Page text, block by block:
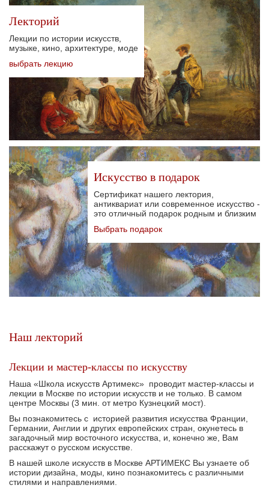
Лекторий
Лекции по истории искусств,
музыке, кино, архитектуре, моде
выбрать лекцию
Искусство в подарок
Сертификат нашего лектория,
антиквариат или современное искусство -
это отличный подарок родным и близким
Выбрать подарок
Наш лекторий
Лекции и мастер-классы по искусству
Наша «Школа искусств Артимекс» проводит мастер-классы и
лекции в Москве по истории искусств и не только. В самом
центре Москвы (3 мин. от метро Кузнецкий мост).
Вы познакомитесь с историей развития искусства Франции,
Германии, Англии и других европейских стран, окунетесь в
загадочный мир восточного искусства, и, конечно же, Вам
расскажут о русском искусстве.
В нашей школе искусств в Москве АРТИМЕКС Вы узнаете об
истории дизайна, моды, кино познакомитесь с различными
стилями и направлениями.